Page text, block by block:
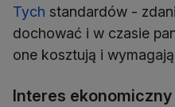
Tych standardów -
dochować i w czasie
one kosztują i
Interes ekonomiczny